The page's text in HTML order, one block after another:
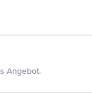
Angebot.